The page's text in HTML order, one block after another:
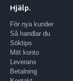
Hjälp.
För nya kunder
Så handlar du
Söktips
Mitt konto
Leverans
Betalning